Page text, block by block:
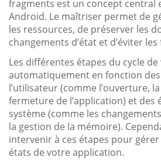
fragments est un concept central
Android. Le maîtriser permet de
les ressources, de préserver les
changements d’état et d’éviter
Les différentes étapes du cycle
automatiquement en fonction
l’utilisateur (comme l’ouverture,
fermeture de l’application) et des
système (comme les
la gestion de la mémoire).
intervenir à ces étapes pour
états de votre application.